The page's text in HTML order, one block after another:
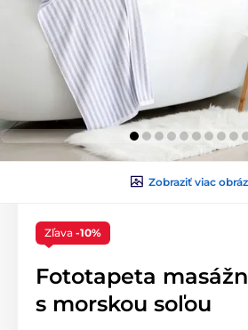
Zobraziť viac
Zľava -10%
Fototapeta
s morskou soľou